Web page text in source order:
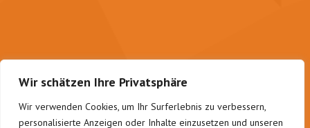
Wir schätzen Ihre Privatsphäre
Wir verwenden Cookies, um Ihr Surferlebnis zu verbessern,
personalisierte Anzeigen oder Inhalte einzusetzen und unseren